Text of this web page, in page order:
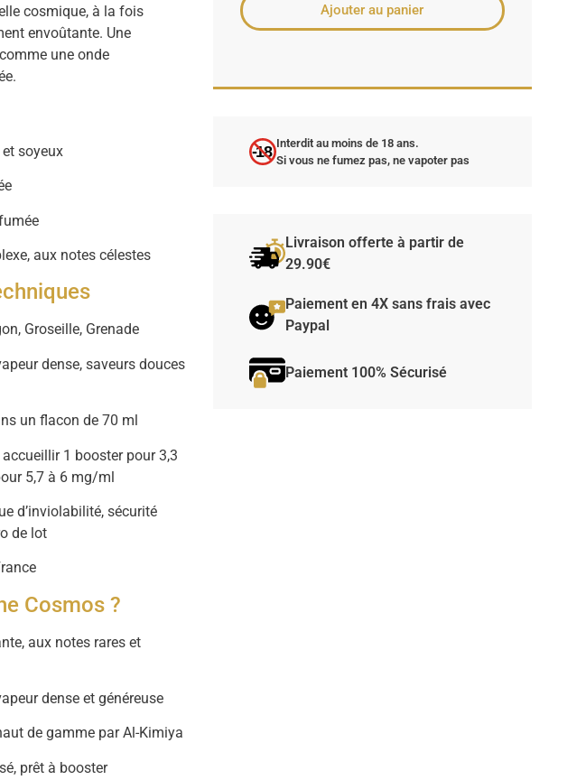
cosmique, à la fois
envoûtante. Une
une onde
soyeux
aux notes célestes
Groseille, Grenade
dense, saveurs douces
un flacon de 70 ml
1 booster pour 3,3
5,7 à 6 mg/ml
d’inviolabilité, sécurité
de lot
Cosmos ?
aux notes rares et
dense et généreuse
de gamme par Al-Kimiya
prêt à booster
Ajouter au panier
-18 Interdit au moins de 18 ans.
Si vous ne fumez pas, ne vapoter pas
Livraison offerte à partir de
29.90€
Paiement en 4X sans frais avec
Paypal
Paiement 100% Sécurisé